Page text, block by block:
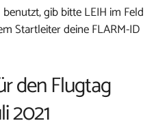
gib bitte LEIH im Feld
Startleiter deine FLARM-ID
den Flugtag
2021